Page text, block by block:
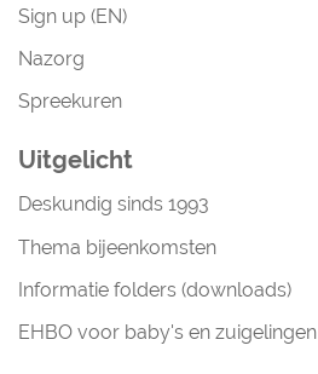
Sign up (EN)
Nazorg
Spreekuren
Uitgelicht
Deskundig sinds 1993
Thema bijeenkomsten
Informatie folders (downloads)
EHBO voor baby's en zuigelingen